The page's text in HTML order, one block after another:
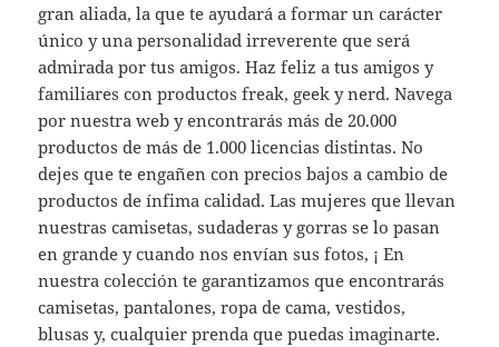
gran aliada, la que te ayudará a formar un carácter
único y una personalidad irreverente que será
admirada por tus amigos. Haz feliz a tus amigos y
familiares con productos freak, geek y nerd. Navega
por nuestra web y encontrarás más de 20.000
productos de más de 1.000 licencias distintas. No
dejes que te engañen con precios bajos a cambio de
productos de ínfima calidad. Las mujeres que llevan
nuestras camisetas, sudaderas y gorras se lo pasan
en grande y cuando nos envían sus fotos, ¡ En
nuestra colección te garantizamos que encontrarás
camisetas, pantalones, ropa de cama, vestidos,
blusas y, cualquier prenda que puedas imaginarte.